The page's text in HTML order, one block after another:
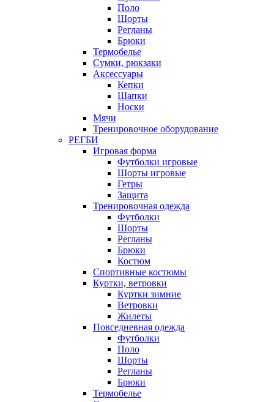
Поло
Шорты
Регланы
Брюки
Термобелье
Сумки, рюкзаки
Аксессуары
Кепки
Шапки
Носки
Мячи
Тренировочное оборудование
РЕГБИ
Игровая форма
Футболки игровые
Шорты игровые
Гетры
Защита
Тренировочная одежда
Футболки
Шорты
Регланы
Брюки
Костюм
Спортивные костюмы
Куртки, ветровки
Куртки зимние
Ветровки
Жилеты
Повседневная одежда
Футболки
Поло
Шорты
Регланы
Брюки
Термобелье